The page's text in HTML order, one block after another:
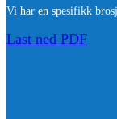
Vi har en spesifikk
Last ned PDF